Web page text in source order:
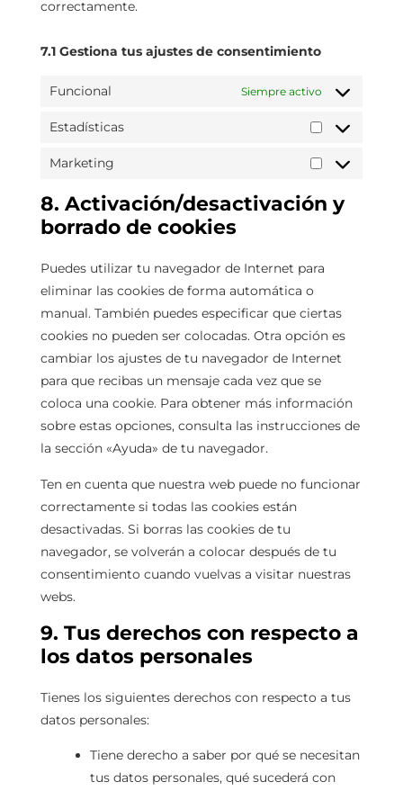
correctamente.
7.1 Gestiona tus ajustes de consentimiento
Funcional Siempre activo
Estadísticas
Marketing
8. Activación/desactivación y
borrado de cookies
Puedes utilizar tu navegador de Internet para
eliminar las cookies de forma automática o
manual. También puedes especificar que ciertas
cookies no pueden ser colocadas. Otra opción es
cambiar los ajustes de tu navegador de Internet
para que recibas un mensaje cada vez que se
coloca una cookie. Para obtener más información
sobre estas opciones, consulta las instrucciones de
la sección «Ayuda» de tu navegador.
Ten en cuenta que nuestra web puede no funcionar
correctamente si todas las cookies están
desactivadas. Si borras las cookies de tu
navegador, se volverán a colocar después de tu
consentimiento cuando vuelvas a visitar nuestras
webs.
9. Tus derechos con respecto a
los datos personales
Tienes los siguientes derechos con respecto a tus
datos personales:
Tiene derecho a saber por qué se necesitan
tus datos personales, qué sucederá con